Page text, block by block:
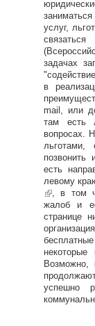
услуг,
задачах
в
mail, или
там есть
вопросах.
позвонить
есть
левому
(link is, в том
жалоб и
странице
Возможно,
успешно